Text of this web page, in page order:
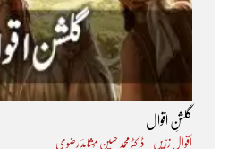
گلشنِ اقوال
اَقوال زرّیں ڈاکٹر محمد حسین مُشاہدؔ رضوی